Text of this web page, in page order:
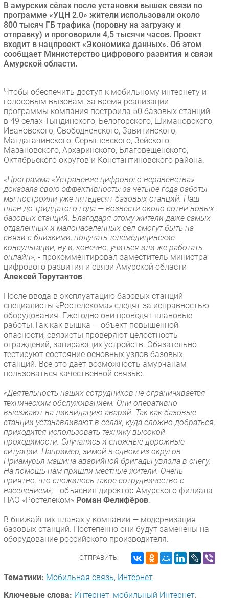
Гаджеты
Здоровье
РАЗДЕЛЫ
Интервью
Мероприятия
Проекты
IT класс
Тестовый стенд
В амурских сёлах после установки вышек связи по
программе «УЦН 2.0» жители использовали около
800 тысяч ГБ трафика (поровну на загрузку и
отправку) и проговорили 4,5 тысячи часов. Проект
входит в нацпроект «Экономика данных». Об этом
сообщает Министерство цифрового развития и связи
Амурской области.
Чтобы обеспечить доступ к мобильному интернету и
голосовым вызовам, за время реализации
программы компания построила 50 базовых станций
в 49 селах Тындинского, Белогорского, Шимановского,
Ивановского, Свободненского, Завитинского,
Магдагачинского, Серышевского, Зейского,
Мазановского, Архаринского, Благовещенского,
Октябрьского округов и Константиновского района.
«Программа «Устранение цифрового неравенства»
доказала свою эффективность: за четыре года работы
мы построили уже пятьдесят базовых станций. Наш
план до тридцатого года — возвести около сотни новых
базовых станций. Благодаря этому жители даже самых
отдаленных и малонаселенных сел смогут быть на
связи с близкими, получать телемедицинские
консультации, ну и, конечно, учиться или же работать
онлайн», - прокомментировал заместитель министра
цифрового развития и связи Амурской области
Алексей Торутантов
После ввода в эксплуатацию базовых станций
специалисты «Ростелекома» следят за исправностью
оборудования. Ежегодно они проводят плановые
работы.Так как вышка — объект повышенной
опасности, связисты проверяют целостность
ограждений, запирающих устройств. Обязательно
тестируют состояние основных узлов базовых
станций. Все это дает возможность амурчанам
пользоваться качественной связью.
«Деятельность наших сотрудников не ограничивается
техническим обслуживанием. Они оперативно
выезжают на ликвидацию аварий. Так как базовые
станции устанавливают в селах, куда сложно добраться,
приходится использовать технику высокой
проходимости. Случались и сложные дорожные
ситуации. Например, зимой в одном из округов
Приамурья машина аварийной бригады увязла в снегу.
На помощь нам пришли местные жители. Очень
приятно, что сложилось такое сотрудничество с
населением», - объяснил директор Амурского филиала
ПАО «Ростелеком» Роман Фелифёров
В ближайших планах у компании — модернизация
базовых станций. Постепенно они будут заменены на
оборудование российского производителя.
ОТПРАВИТЬ:
Тематики: Мобильная связь, Интернет
Ключевые слова: Интернет, мобильный Интернет,